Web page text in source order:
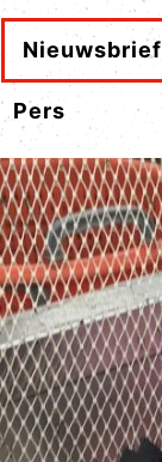
Nieuwsbrief
Pers